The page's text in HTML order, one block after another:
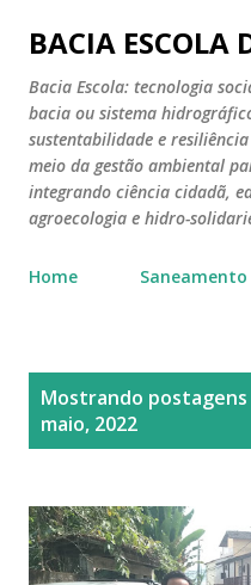
Pular para o
BACIA ESCOLA
Bacia Escola: tecnologia
bacia ou sistema
sustentabilidade e
meio da gestão ambiental
integrando ciência cidadã,
agroecologia e hidro-
Home Saneamento
Mostrando postagens
maio, 2022